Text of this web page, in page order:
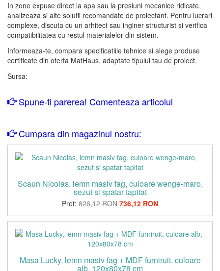
In zone expuse direct la apa sau la presiuni mecanice ridicate,
analizeaza si alte solutii recomandate de proiectant. Pentru lucrari
complexe, discuta cu un arhitect sau inginer structurist si verifica
compatibilitatea cu restul materialelor din sistem.
Informeaza-te, compara specificatiile tehnice si alege produse
certificate din oferta MatHaus, adaptate tipului tau de proiect.
Sursa:
Spune-ti parerea! Comenteaza articolul
Cumpara din magazinul nostru:
Scaun Nicolas, lemn masiv fag, culoare wenge-maro,
sezut si spatar tapitat
Pret: 826,12 RON 736,12 RON
Masa Lucky, lemn masiv fag + MDF furniruit, culoare
alb, 120x80x78 cm